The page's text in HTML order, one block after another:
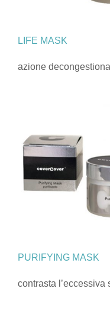
LIFE MASK
azione
PURIFYING MASK
contrasta